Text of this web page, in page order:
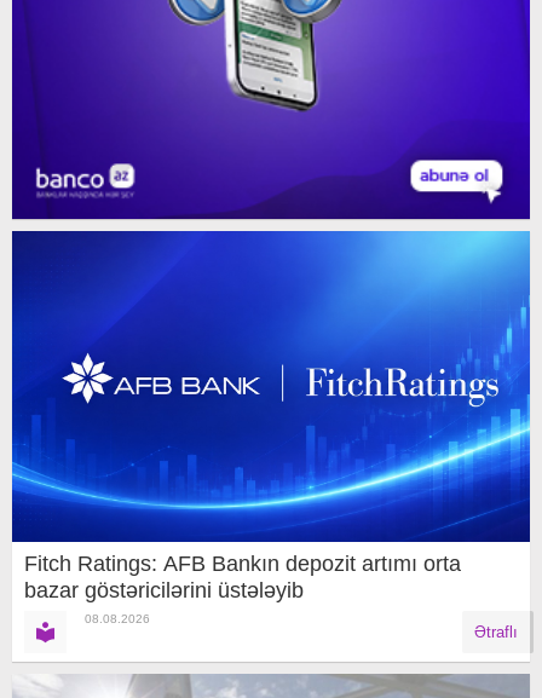
Fitch Ratings: AFB Bankın depozit artımı orta
bazar göstəricilərini üstələyib
08.08.2026
Ətraflı